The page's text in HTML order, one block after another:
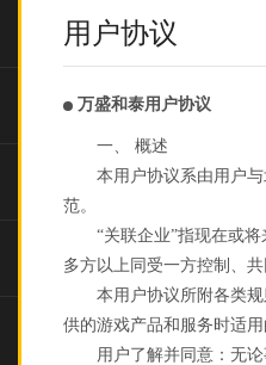
用户协议
万盛和泰用户协议
一、 概述
本用户协议系由用户
范。
“关联企业”指现在或
多方以上同受一方控制、
本用户协议所附各类
供的游戏产品和服务时适
用户了解并同意：无